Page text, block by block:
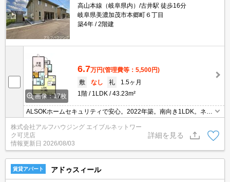
高山本線（岐阜県内）/古井駅 徒歩16分
岐阜県美濃加茂市本郷町６丁目
築4年
2階建
画像：17枚
6.7万円(管理費等：5,500円)
敷
なし 礼
1.5ヶ月
1階
1LDK 43.23m²
ALSOKホームセキュリティで安心。2022年築。南向き1LDK。ネッ
ト利用料不要。
株式会社アルフハウジング エイブルネットワー
ク可児店
情報更新日 2026/08/03
詳細を見る
賃貸アパート アドゥスィール